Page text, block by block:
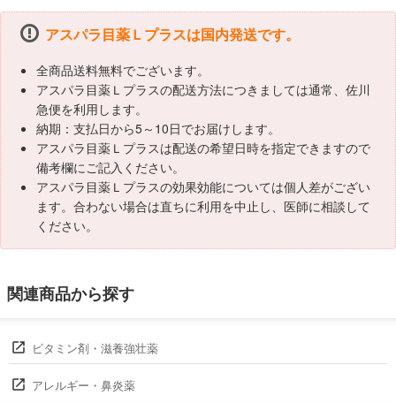
アスパラ目薬Ｌプラスは国内発送です。
全商品送料無料でございます。
アスパラ目薬Ｌプラスの配送方法につきましては通常、佐川
急便を利用します。
納期：支払日から5～10日でお届けします。
アスパラ目薬Ｌプラスは配送の希望日時を指定できますので
備考欄にご記入ください。
アスパラ目薬Ｌプラスの効果効能については個人差がござい
ます。合わない場合は直ちに利用を中止し、医師に相談して
ください。
関連商品から探す
ビタミン剤・滋養強壮薬
アレルギー・鼻炎薬